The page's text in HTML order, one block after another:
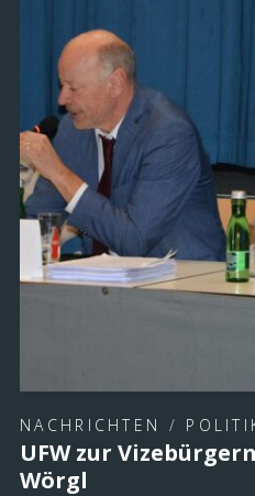
NACHRICHTEN /
UFW zur
Wörgl